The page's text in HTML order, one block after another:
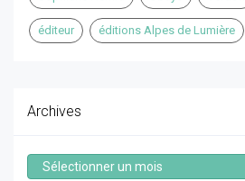
éditeur éditions Alpes de Lumière
Archives
Archives